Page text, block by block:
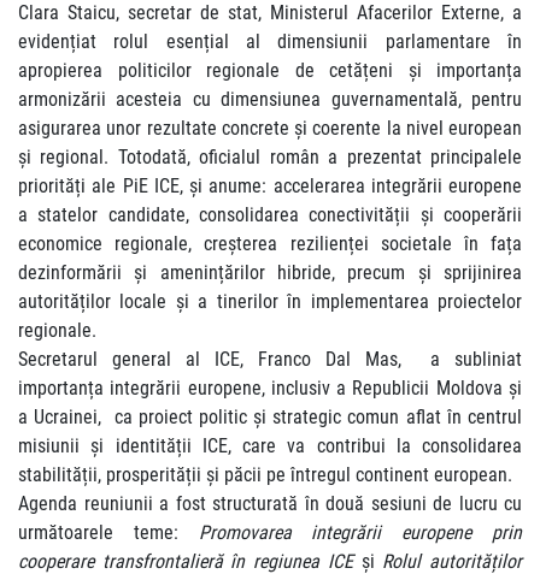
Clara Staicu, secretar de stat, Ministerul Afacerilor Externe, a
evidențiat rolul esențial al dimensiunii parlamentare în
apropierea politicilor regionale de cetățeni și importanța
armonizării acesteia cu dimensiunea guvernamentală, pentru
asigurarea unor rezultate concrete și coerente la nivel european
și regional. Totodată, oficialul român a prezentat principalele
priorități ale PiE ICE, și anume: accelerarea integrării europene
a statelor candidate, consolidarea conectivității și cooperării
economice regionale, creșterea rezilienței societale în fața
dezinformării și amenințărilor hibride, precum și sprijinirea
autorităților locale și a tinerilor în implementarea proiectelor
regionale.
Secretarul general al ICE, Franco Dal Mas, a subliniat
importanța integrării europene, inclusiv a Republicii Moldova și
a Ucrainei, ca proiect politic și strategic comun aflat în centrul
misiunii și identității ICE, care va contribui la consolidarea
stabilității, prosperității și păcii pe întregul continent european.
Agenda reuniunii a fost structurată în două sesiuni de lucru cu
următoarele teme: Promovarea integrării europene prin
cooperare transfrontalieră în regiunea ICEși Rolul autorităților